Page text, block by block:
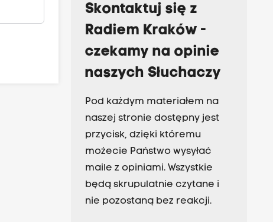
Skontaktuj się z
Radiem Kraków -
czekamy na opinie
naszych Słuchaczy
Pod każdym materiałem na
naszej stronie dostępny jest
przycisk, dzięki któremu
możecie Państwo wysyłać
maile z opiniami. Wszystkie
będą skrupulatnie czytane i
nie pozostaną bez reakcji.